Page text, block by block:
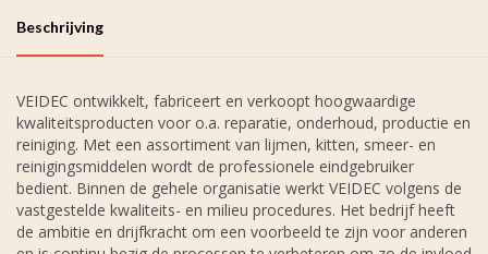
Beschrijving
VEIDEC ontwikkelt, fabriceert en verkoopt hoogwaardige
kwaliteitsproducten voor o.a. reparatie, onderhoud, productie en
reiniging. Met een assortiment van lijmen, kitten, smeer- en
reinigingsmiddelen wordt de professionele eindgebruiker
bedient. Binnen de gehele organisatie werkt VEIDEC volgens de
vastgestelde kwaliteits- en milieu procedures. Het bedrijf heeft
de ambitie en drijfkracht om een voorbeeld te zijn voor anderen